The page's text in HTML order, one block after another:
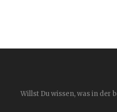
Willst Du wissen, was in der